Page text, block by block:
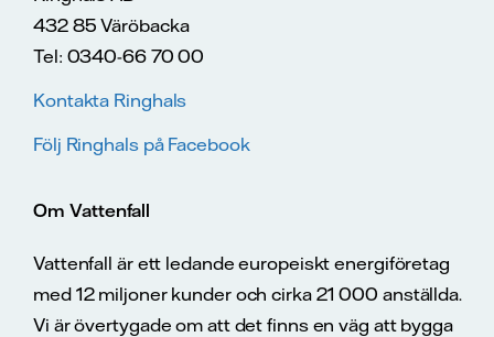
432 85 Väröbacka
Tel: 0340-66 70 00
Kontakta Ringhals
Följ Ringhals på Facebook
Om Vattenfall
Vattenfall är ett ledande europeiskt energiföretag
med 12 miljoner kunder och cirka 21 000 anställda.
Vi är övertygade om att det finns en väg att bygga